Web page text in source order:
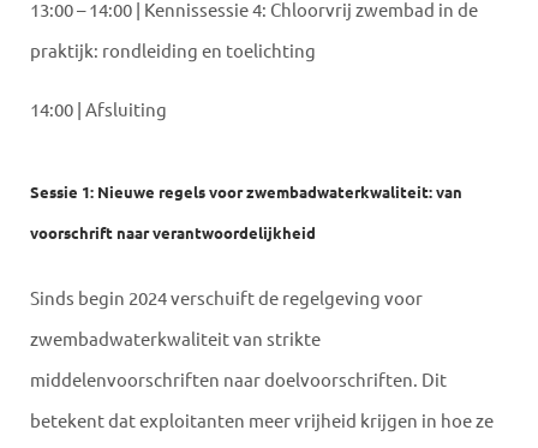
13:00 – 14:00 | Kennissessie 4: Chloorvrij zwembad in de
praktijk: rondleiding en toelichting
14:00 | Afsluiting
Sessie 1: Nieuwe regels voor zwembadwaterkwaliteit: van
voorschrift naar verantwoordelijkheid
Sinds begin 2024 verschuift de regelgeving voor
zwembadwaterkwaliteit van strikte
middelenvoorschriften naar doelvoorschriften. Dit
betekent dat exploitanten meer vrijheid krijgen in hoe ze